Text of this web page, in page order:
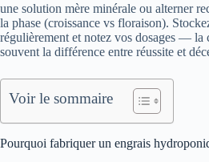
une solution mère minérale ou alterner
la phase (croissance vs floraison).
régulièrement et notez vos dosages — la
souvent la différence entre réussite et
Voir le sommaire
Pourquoi fabriquer un engrais